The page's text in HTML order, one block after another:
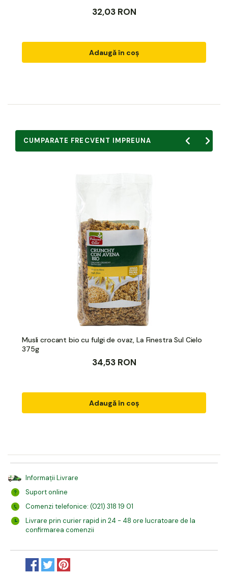
32,03 RON
Adaugă în coș
CUMPARATE FRECVENT IMPREUNA
Musli crocant bio cu fulgi de ovaz, La Finestra Sul Cielo
375g
34,53 RON
Adaugă în coș
Informații Livrare
Suport online
Comenzi telefonice: (021) 318 19 01
Livrare prin curier rapid in 24 - 48 ore lucratoare de la
confirmarea comenzii